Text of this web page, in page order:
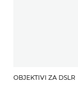
OBJEKTIVI ZA DSLR